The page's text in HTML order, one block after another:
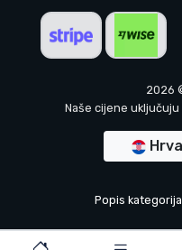
2026
Naše cijene
Popis kategorija